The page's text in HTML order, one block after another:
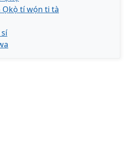
Ọkọ̀ tí wọ́n ti tà